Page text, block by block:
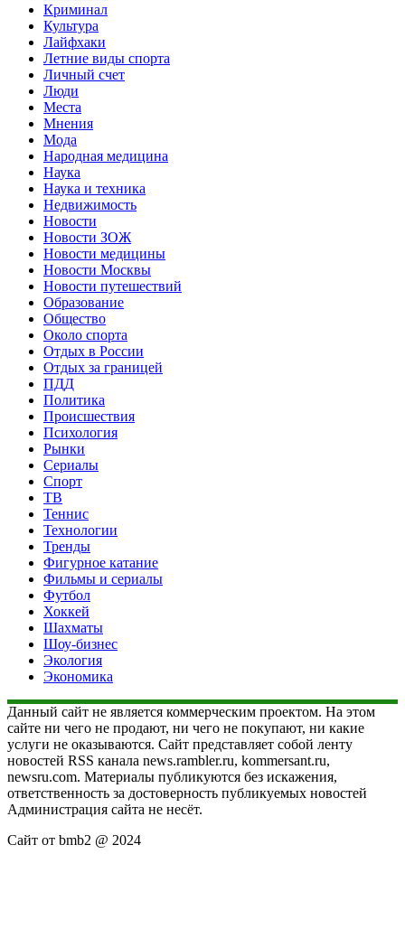
Криминал
Культура
Лайфхаки
Летние виды спорта
Личный счет
Люди
Места
Мнения
Мода
Народная медицина
Наука
Наука и техника
Недвижимость
Новости
Новости ЗОЖ
Новости медицины
Новости Москвы
Новости путешествий
Образование
Общество
Около спорта
Отдых в России
Отдых за границей
ПДД
Политика
Происшествия
Психология
Рынки
Сериалы
Спорт
ТВ
Теннис
Технологии
Тренды
Фигурное катание
Фильмы и сериалы
Футбол
Хоккей
Шахматы
Шоу-бизнес
Экология
Экономика
Данный сайт не является коммерческим проектом. На этом
сайте ни чего не продают, ни чего не покупают, ни какие
услуги не оказываются. Сайт представляет собой ленту
новостей RSS канала news.rambler.ru, kommersant.ru,
newsru.com. Материалы публикуются без искажения,
ответственность за достоверность публикуемых новостей
Администрация сайта не несёт.
Сайт от bmb2 @ 2024